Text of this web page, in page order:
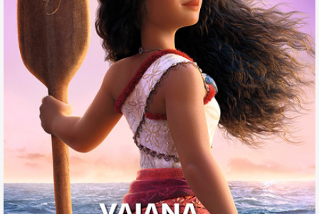
miejscowość:
Konin
adres:
Al. 1 Maja 7a
data i godzina:
04.12.2024, g. 17:30
Info
Opis wydarzenia:
Vaiana i Maui powracają w drugiej części kultowej animacji Walt
Disney Animation Studios „Vaiana”. Po otrzymaniu nieoczekiwanego
wezwania od swoich przodków, Vaiana wypłynie na dalekie,
niebezpiecznie i dawno zapomniane morza Oceanii, gdzie przeżyje